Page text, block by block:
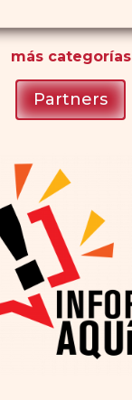
máscategorías
Partners